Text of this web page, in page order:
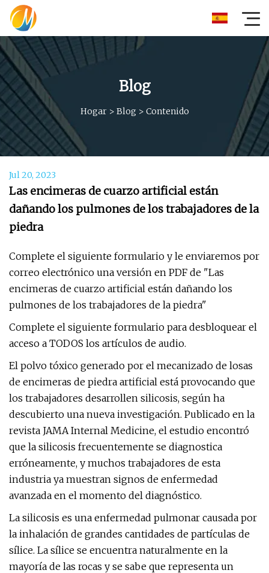
Blog
Hogar> Blog > Contenido
Jul 20, 2023
Las encimeras de cuarzo artificial están
dañando los pulmones de los trabajadores de la
piedra
Complete el siguiente formulario y le enviaremos por
correo electrónico una versión en PDF de "Las
encimeras de cuarzo artificial están dañando los
pulmones de los trabajadores de la piedra"
Complete el siguiente formulario para desbloquear el
acceso a TODOS los artículos de audio.
El polvo tóxico generado por el mecanizado de losas
de encimeras de piedra artificial está provocando que
los trabajadores desarrollen silicosis, según ha
descubierto una nueva investigación. Publicado en la
revista JAMA Internal Medicine, el estudio encontró
que la silicosis frecuentemente se diagnostica
erróneamente, y muchos trabajadores de esta
industria ya muestran signos de enfermedad
avanzada en el momento del diagnóstico.
La silicosis es una enfermedad pulmonar causada por
la inhalación de grandes cantidades de partículas de
sílice. La sílice se encuentra naturalmente en la
mayoría de las rocas y se sabe que representa un